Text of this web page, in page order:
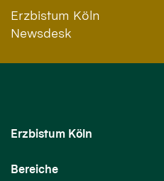
Erzbistum Köln
Newsdesk
Erzbistum Köln
Bereiche